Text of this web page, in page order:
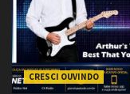
CRESCI OUVINDO